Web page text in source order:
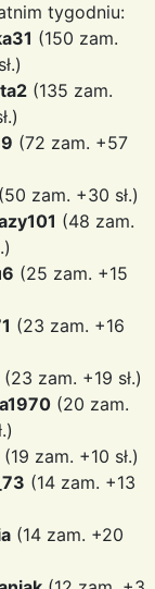
tygodniu:
(150 zam.
(135 zam.
(72 zam. +57
(50 zam. +30 sł.)
(48 zam.
(25 zam. +15
(23 zam. +16
(23 zam. +19 sł.)
(20 zam.
(19 zam. +10 sł.)
(14 zam. +13
(14 zam. +20